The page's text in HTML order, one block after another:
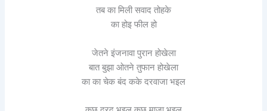
तब का मिली सवाद तोहके
का होइ फील हो
जेतने इंजनावा पुरान होखेला
बात बुझा ओतने तुफान होखेला
का का चेक बंद कके दरवाजा भइल